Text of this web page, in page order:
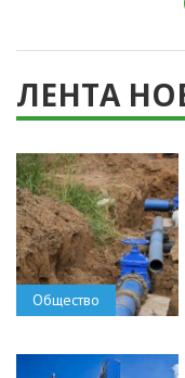
ЛЕНТА
Общество